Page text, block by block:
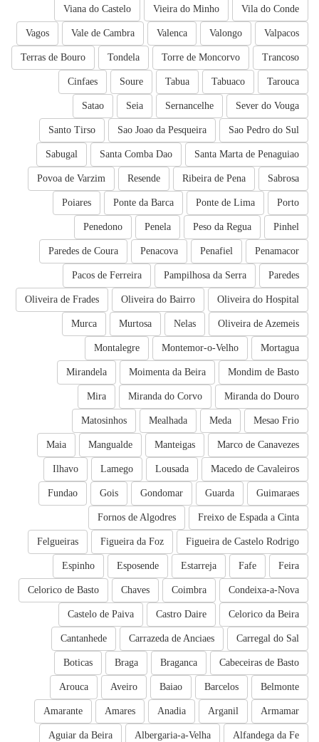
Vila do Conde
Vieira do Minho
Viana do Castelo
Valpacos
Valongo
Valenca
Vale de Cambra
Vagos
Trancoso
Torre de Moncorvo
Tondela
Terras de Bouro
Tarouca
Tabuaco
Tabua
Soure
Cinfaes
Sever do Vouga
Sernancelhe
Seia
Satao
Sao Pedro do Sul
Sao Joao da Pesqueira
Santo Tirso
Santa Marta de Penaguiao
Santa Comba Dao
Sabugal
Sabrosa
Ribeira de Pena
Resende
Povoa de Varzim
Porto
Ponte de Lima
Ponte da Barca
Poiares
Pinhel
Peso da Regua
Penela
Penedono
Penamacor
Penafiel
Penacova
Paredes de Coura
Paredes
Pampilhosa da Serra
Pacos de Ferreira
Oliveira do Hospital
Oliveira do Bairro
Oliveira de Frades
Oliveira de Azemeis
Nelas
Murtosa
Murca
Mortagua
Montemor-o-Velho
Montalegre
Mondim de Basto
Moimenta da Beira
Mirandela
Miranda do Douro
Miranda do Corvo
Mira
Mesao Frio
Meda
Mealhada
Matosinhos
Marco de Canavezes
Manteigas
Mangualde
Maia
Macedo de Cavaleiros
Lousada
Lamego
Ilhavo
Guimaraes
Guarda
Gondomar
Gois
Fundao
Freixo de Espada a Cinta
Fornos de Algodres
Figueira de Castelo Rodrigo
Figueira da Foz
Felgueiras
Feira
Fafe
Estarreja
Esposende
Espinho
Condeixa-a-Nova
Coimbra
Chaves
Celorico de Basto
Celorico da Beira
Castro Daire
Castelo de Paiva
Carregal do Sal
Carrazeda de Anciaes
Cantanhede
Cabeceiras de Basto
Braganca
Braga
Boticas
Belmonte
Barcelos
Baiao
Aveiro
Arouca
Armamar
Arganil
Anadia
Amares
Amarante
Alfandega da Fe
Albergaria-a-Velha
Aguiar da Beira